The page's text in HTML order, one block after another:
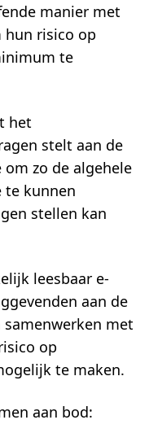
manier met
hun risico op
te
het
stelt aan de
zo de algehele
te kunnen
stellen kan
leesbaar e-
aan de
met
op
te maken.
aan bod: